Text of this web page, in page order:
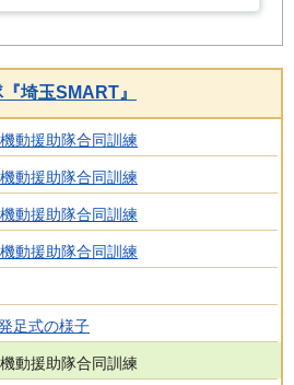
埼玉SMART』
動援助隊合同訓練
動援助隊合同訓練
動援助隊合同訓練
動援助隊合同訓練
足式の様子
動援助隊合同訓練